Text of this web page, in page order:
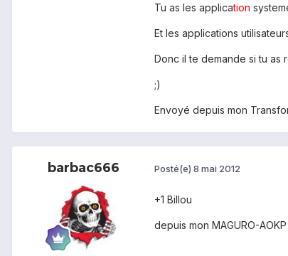
Tu as les application
Et les applications
Donc il te demande si tu as
;)
Envoyé depuis mon
barbac666 Posté(e) 8 mai 2012
+1 Billou
depuis mon MAGURO-AOKP